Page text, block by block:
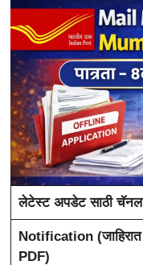
लेटेस्ट अपडेट साठी चॅनल
Notification (जाहिरात
PDF)